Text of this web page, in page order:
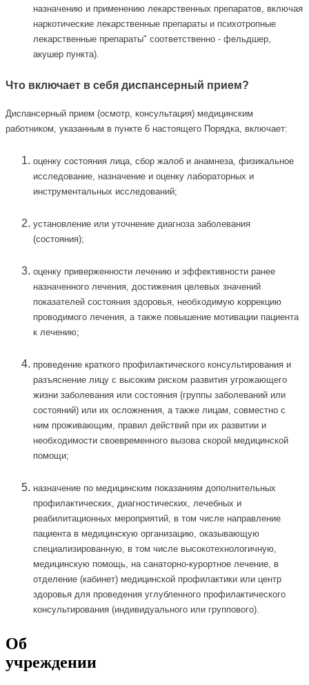
назначению и применению лекарственных препаратов, включая
наркотические лекарственные препараты и психотропные
лекарственные препараты" соответственно - фельдшер,
акушер пункта).
Что включает в себя диспансерный прием?
Диспансерный прием (осмотр, консультация) медицинским
работником, указанным в пункте 6 настоящего Порядка, включает:
оценку состояния лица, сбор жалоб и анамнеза, физикальное
исследование, назначение и оценку лабораторных и
инструментальных исследований;
установление или уточнение диагноза заболевания
(состояния);
оценку приверженности лечению и эффективности ранее
назначенного лечения, достижения целевых значений
показателей состояния здоровья, необходимую коррекцию
проводимого лечения, а также повышение мотивации пациента
к лечению;
проведение краткого профилактического консультирования и
разъяснение лицу с высоким риском развития угрожающего
жизни заболевания или состояния (группы заболеваний или
состояний) или их осложнения, а также лицам, совместно с
ним проживающим, правил действий при их развитии и
необходимости своевременного вызова скорой медицинской
помощи;
назначение по медицинским показаниям дополнительных
профилактических, диагностических, лечебных и
реабилитационных мероприятий, в том числе направление
пациента в медицинскую организацию, оказывающую
специализированную, в том числе высокотехнологичную,
медицинскую помощь, на санаторно-курортное лечение, в
отделение (кабинет) медицинской профилактики или центр
здоровья для проведения углубленного профилактического
консультирования (индивидуального или группового).
Об
учреждении